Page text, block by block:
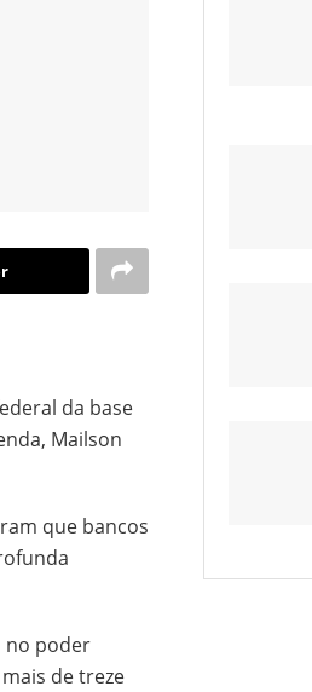
da base
Mailson
que bancos
no poder
de treze